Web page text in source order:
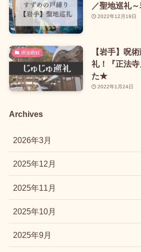
／聖地巡礼
2022年12月19日
呪術廻戦
【岩手】呪
礼！『正法
た★
2022年1月24日
Archives
2026年3月
2025年12月
2025年11月
2025年10月
2025年9月